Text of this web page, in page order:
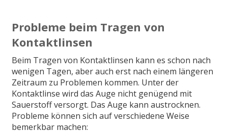
Probleme beim Tragen von
Kontaktlinsen
Beim Tragen von Kontaktlinsen kann es schon nach
wenigen Tagen, aber auch erst nach einem längeren
Zeitraum zu Problemen kommen. Unter der
Kontaktlinse wird das Auge nicht genügend mit
Sauerstoff versorgt. Das Auge kann austrocknen.
Probleme können sich auf verschiedene Weise
bemerkbar machen: